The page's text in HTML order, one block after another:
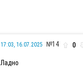
17:03, 16.07.2025 №14 0
Ладно